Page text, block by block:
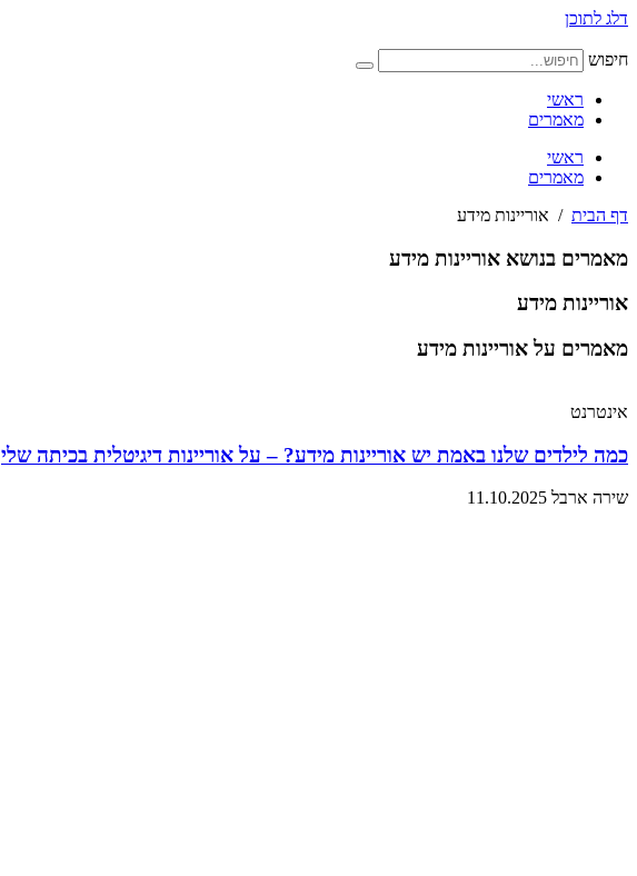
דלג לתוכן
חיפוש
ראשי
מאמרים
ראשי
מאמרים
דף הבית / אוריינות מידע
מאמרים בנושא אוריינות מידע
אוריינות מידע
מאמרים על אוריינות מידע
אינטרנט
כמה לילדים שלנו באמת יש אוריינות מידע? – על אוריינות דיגיטלית בכיתה שלי
שירה ארבל 11.10.2025